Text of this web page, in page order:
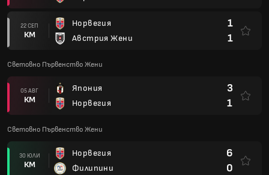
22 СЕП
КМ
Норвегия
Австрия Жени
1
1
Световно Първенство Жени
05 АВГ
КМ
Япония
Норвегия
3
1
Световно Първенство Жени
30 ЮЛИ
КМ
Норвегия
Филипини
6
0